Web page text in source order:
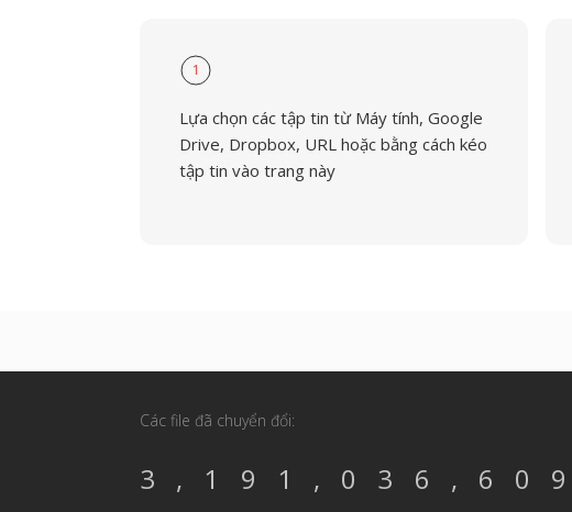
1
Lựa chọn các tập tin từ Máy tính, Google
Drive, Dropbox, URL hoặc bằng cách kéo
tập tin vào trang này
Các file đã chuyển đổi:
3,191,036,609